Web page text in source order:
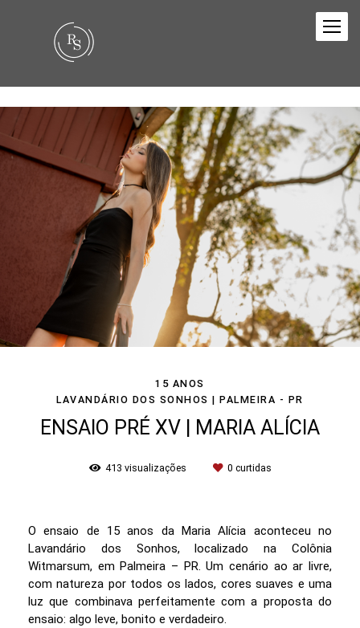
15 ANOS
LAVANDÁRIO DOS SONHOS | PALMEIRA - PR
ENSAIO PRÉ XV | MARIA ALÍCIA
413 visualizações 0 curtidas
O ensaio de 15 anos da Maria Alícia aconteceu no
Lavandário dos Sonhos, localizado na Colônia
Witmarsum, em Palmeira – PR. Um cenário ao ar livre,
com natureza por todos os lados, cores suaves e uma
luz que combinava perfeitamente com a proposta do
ensaio: algo leve, bonito e verdadeiro.